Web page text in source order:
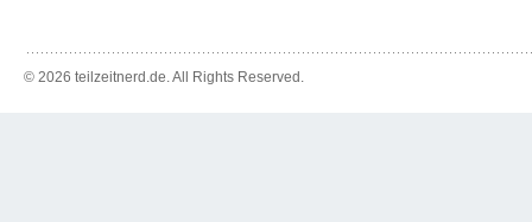
© 2026 teilzeitnerd.de. All Rights Reserved.